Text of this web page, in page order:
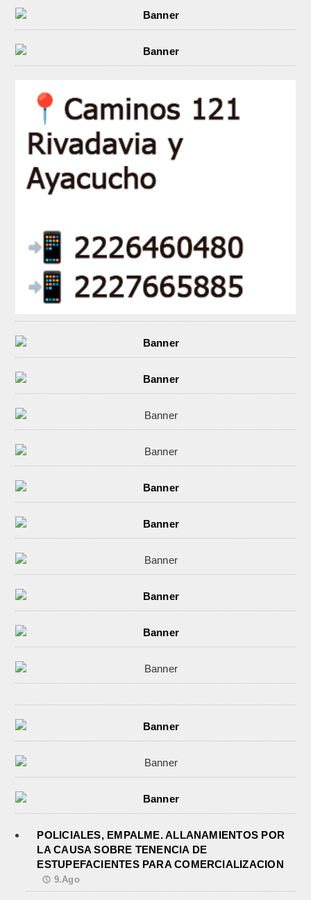
POLICIALES, EMPALME. ALLANAMIENTOS POR
LA CAUSA SOBRE TENENCIA DE
ESTUPEFACIENTES PARA COMERCIALIZACION
9.Ago